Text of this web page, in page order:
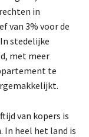
in
van 3% voor de
stedelijke
met meer
te
van kopers is
In heel het land is